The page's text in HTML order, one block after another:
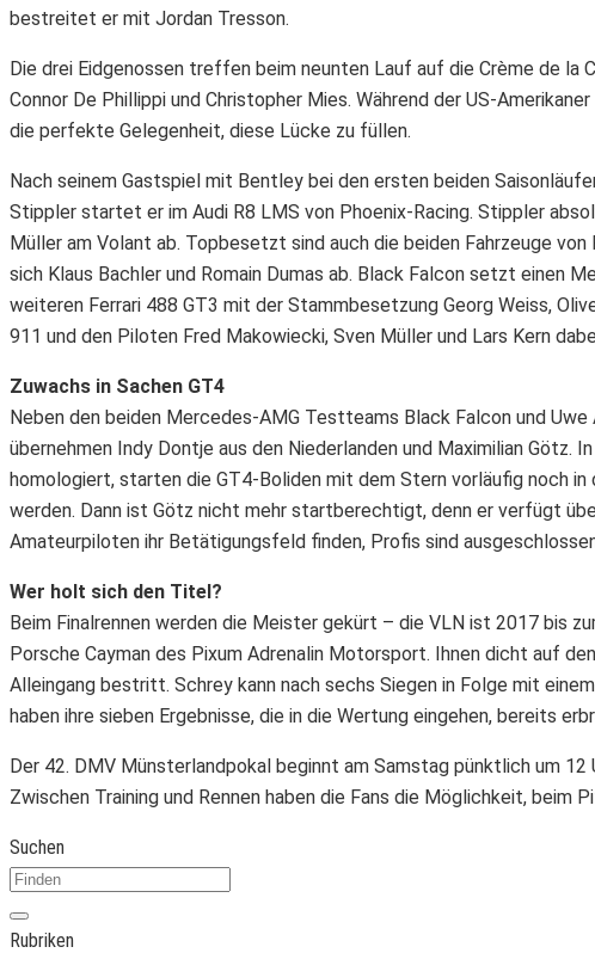
bestreitet er mit Jordan Tresson.
Die drei Eidgenossen treffen beim neunten Lauf auf die Crème de
Connor De Phillippi und Christopher Mies. Während der US-
die perfekte Gelegenheit, diese Lücke zu füllen.
Nach seinem Gastspiel mit Bentley bei den ersten beiden
Stippler startet er im Audi R8 LMS von Phoenix-Racing. Stippler
Müller am Volant ab. Topbesetzt sind auch die beiden Fahrzeuge
sich Klaus Bachler und Romain Dumas ab. Black Falcon setzt einen
weiteren Ferrari 488 GT3 mit der Stammbesetzung Georg Weiss,
911 und den Piloten Fred Makowiecki, Sven Müller und Lars Kern
Zuwachs in Sachen GT4
Neben den beiden Mercedes-AMG Testteams Black Falcon und
übernehmen Indy Dontje aus den Niederlanden und Maximilian
homologiert, starten die GT4-Boliden mit dem Stern vorläufig noch
werden. Dann ist Götz nicht mehr startberechtigt, denn er verfügt
Amateurpiloten ihr Betätigungsfeld finden, Profis sind
Wer holt sich den Titel?
Beim Finalrennen werden die Meister gekürt – die VLN ist 2017 bis
Porsche Cayman des Pixum Adrenalin Motorsport. Ihnen dicht auf
Alleingang bestritt. Schrey kann nach sechs Siegen in Folge mit
haben ihre sieben Ergebnisse, die in die Wertung eingehen, bereits
Der 42. DMV Münsterlandpokal beginnt am Samstag pünktlich um
Zwischen Training und Rennen haben die Fans die Möglichkeit,
Suchen
Rubriken